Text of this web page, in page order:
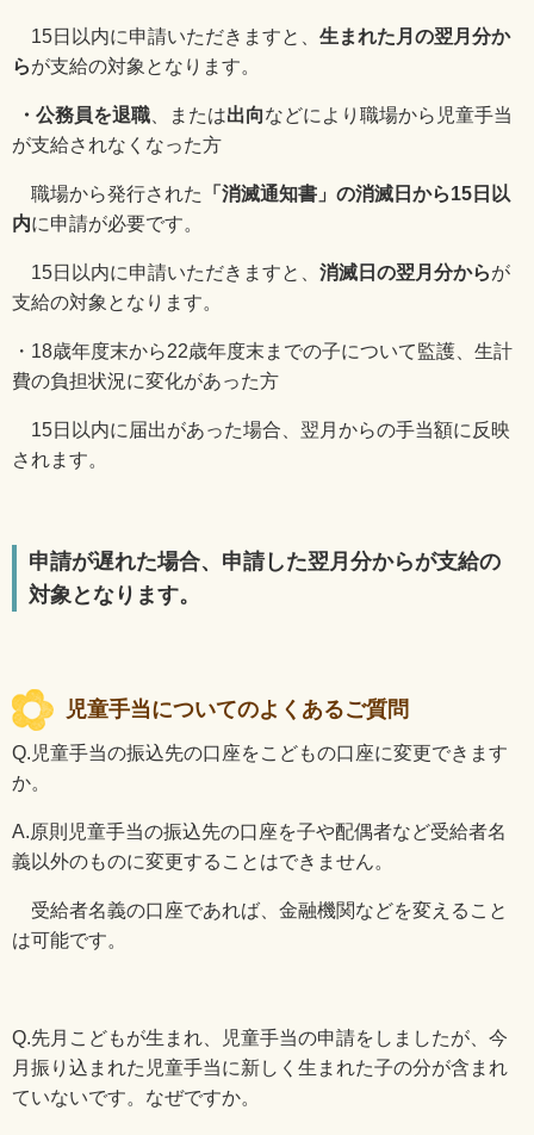
15日以内に申請いただきますと、 生まれた月の翌月分か
らが支給の対象となります。
・公務員を退職 、または出向などにより職場から児童手当
が支給されなくなった方
職場から発行された
「消滅通知書」の消滅日から15日以
内に申請が必要です。
15日以内に申請いただきますと、 消滅日の翌月分からが
支給の対象となります。
・18歳年度末から22歳年度末までの子について監護、生計
費の負担状況に変化があった方
15日以内に届出があった場合、翌月からの手当額に反映
されます。
申請が遅れた場合、申請した翌月分からが支給の
対象となります。
児童手当についてのよくあるご質問
Q. 児童手当の振込先の口座をこどもの口座に変更できます
か。
A.原則児童手当の振込先の口座を子や配偶者など受給者名
義以外のものに変更することはできません。
受給者名義の口座であれば、金融機関などを変えること
は可能です。
Q.先月こどもが生まれ、児童手当の申請をしましたが、今
月振り込まれた児童手当に新しく生まれた子の分が含まれ
ていないです。なぜですか。